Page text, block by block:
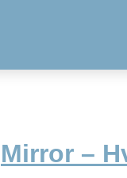
Mirror –